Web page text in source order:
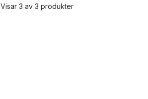
Visar 3 av 3 produkter